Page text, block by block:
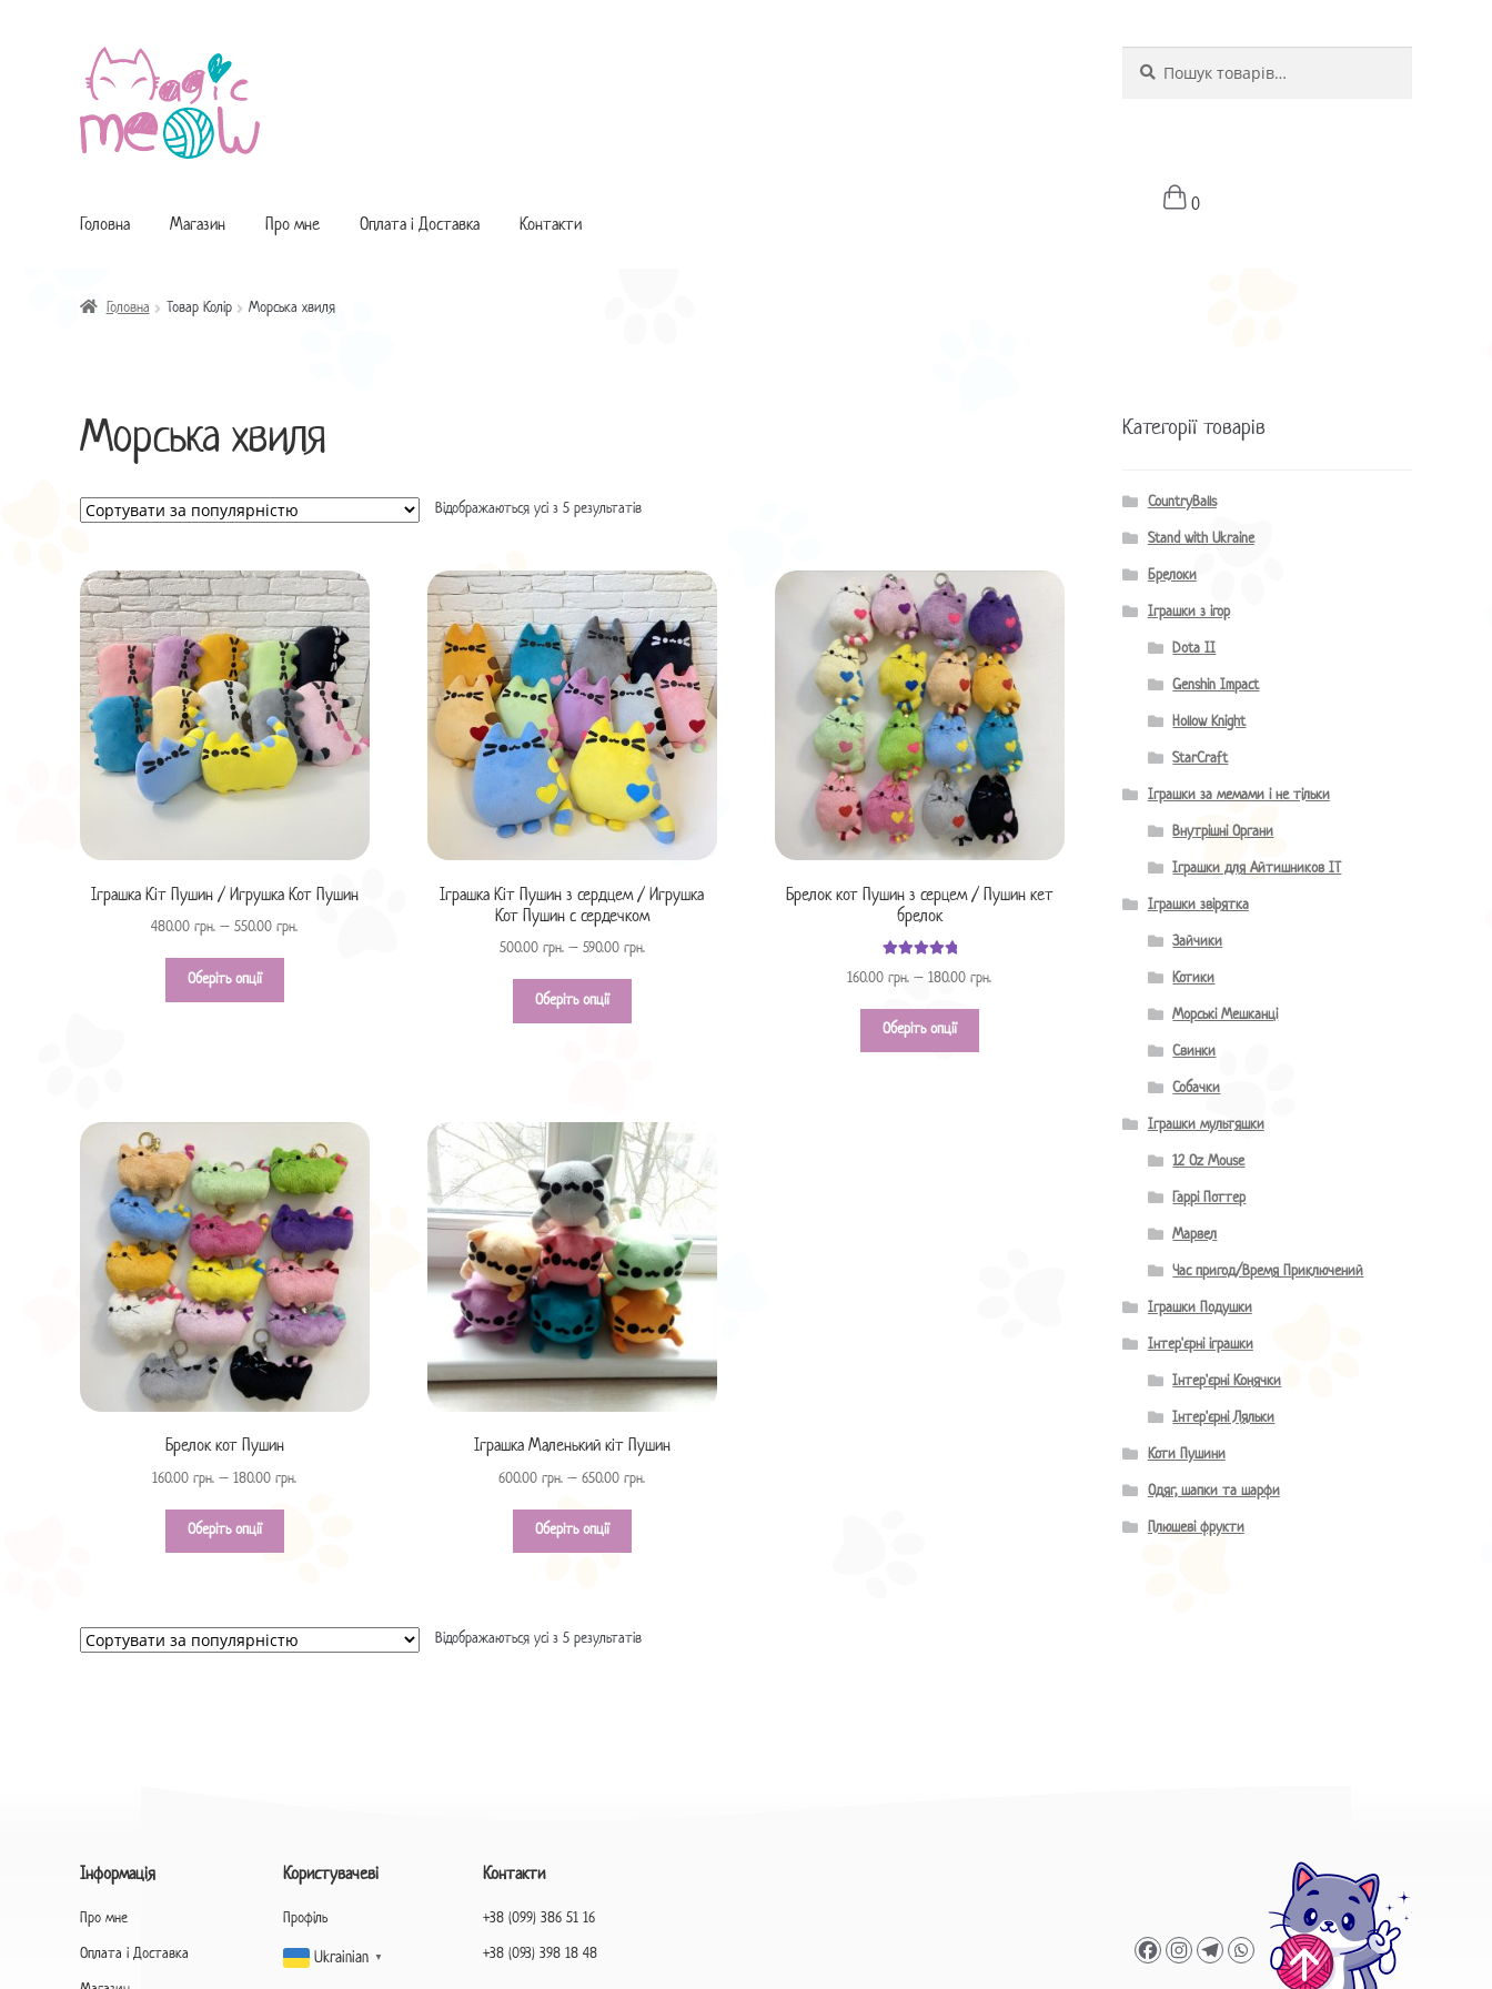
Перейти
до
навігації
Перейти
до
контенту
Головна Магазин Про мне Оплата і Доставка Контакти
0
Головна Товар Колір Морська хвиля
Морська хвиля
Відображаються усі з 5 результатів
Іграшка Кіт Пушин / Игрушка Кот Пушин
480.00грн. –550.00грн.
Оберіть опції
Іграшка Кіт Пушин з сердцем / Игрушка
Кот Пушин с сердечком
500.00 грн.– 590.00 грн.
Оберіть опції
Брелок кот Пушин з серцем / Пушин кет
брелок
Оцінено в
160.00грн. –180.00грн.
Оберіть опції
Брелок кот Пушин
160.00грн. –180.00грн.
Оберіть опції
Іграшка Маленький кіт Пушин
600.00грн. –650.00грн.
Оберіть опції
Відображаються усі з 5 результатів
Категорії товарів
CountryBalls
Stand with Ukraine
Брелоки
Іграшки з ігор
Dota II
Genshin Impact
Hollow Knight
StarCraft
Іграшки за мемами і не тільки
Внутрішні Органи
Іграшки для Айтишников IT
Іграшки звірятка
Зайчики
Котики
Морські Мешканці
Свинки
Собачки
Іграшки мультяшки
12 Oz Mouse
Гаррі Поттер
Марвел
Час пригод/Время Приключений
Іграшки Подушки
Інтер'єрні іграшки
Інтер'єрні Конячки
Інтер'єрні Ляльки
Коти Пушини
Одяг, шапки та шарфи
Плюшеві фрукти
Інформація
Про мне
Оплата і Доставка
Користувачеві
Профіль
Ukrainian ▼
Контакти
+38 (099) 386 51 16
+38 (093) 398 18 48